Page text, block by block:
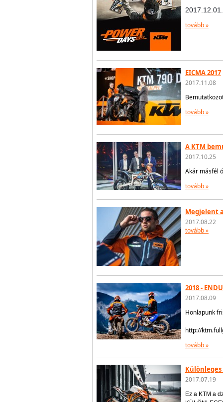
tovább »
EICMA 2017
2017.11.08
tovább »
A KTM
2017.10.25
Akár másfél
tovább »
Megjelent
2017.08.22
tovább »
2018 -
2017.08.09
Honlapunk
http://
tovább »
2017.07.19
Ez a KTM a